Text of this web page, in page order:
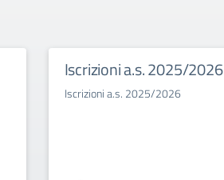
Iscrizioni a.s. 2025/2026
Iscrizioni a.s. 2025/2026